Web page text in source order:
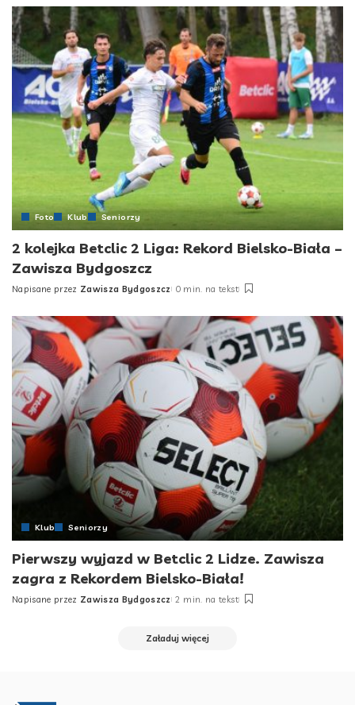
Foto Klub Seniorzy
2 kolejka Betclic 2 Liga: Rekord Bielsko-Biała –
Zawisza Bydgoszcz
Posted
Napisane przez Zawisza Bydgoszcz 0 min. na tekst
Klub Seniorzy
Pierwszy wyjazd w Betclic 2 Lidze. Zawisza
zagra z Rekordem Bielsko-Biała!
Posted
Napisane przez Zawisza Bydgoszcz 2 min. na tekst
Załaduj więcej